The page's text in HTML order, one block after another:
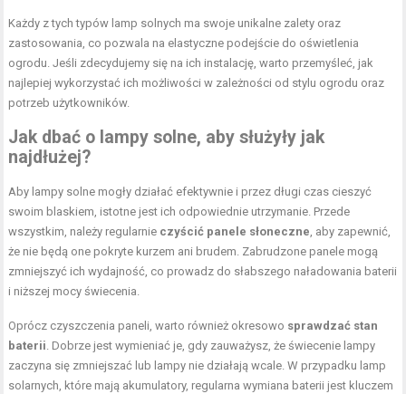
Każdy z tych typów lamp solnych ma swoje unikalne zalety oraz
zastosowania, co pozwala na elastyczne podejście do oświetlenia
ogrodu. Jeśli zdecydujemy się na ich instalację, warto przemyśleć, jak
najlepiej wykorzystać ich możliwości w zależności od stylu ogrodu oraz
potrzeb użytkowników.
Jak dbać o lampy solne, aby służyły jak
najdłużej?
Aby lampy solne mogły działać efektywnie i przez długi czas cieszyć
swoim blaskiem, istotne jest ich odpowiednie utrzymanie. Przede
wszystkim, należy regularnie czyścić panele słoneczne, aby zapewnić,
że nie będą one pokryte kurzem ani brudem. Zabrudzone panele mogą
zmniejszyć ich wydajność, co prowadz do słabszego naładowania baterii
i niższej mocy świecenia.
Oprócz czyszczenia paneli, warto również okresowo sprawdzać stan
baterii. Dobrze jest wymieniać je, gdy zauważysz, że świecenie lampy
zaczyna się zmniejszać lub lampy nie działają wcale. W przypadku lamp
solarnych, które mają akumulatory, regularna wymiana baterii jest kluczem